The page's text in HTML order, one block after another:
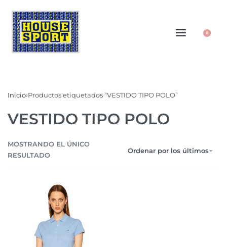
0
Inicio›Productos etiquetados “VESTIDO TIPO POLO”
VESTIDO TIPO POLO
MOSTRANDO EL ÚNICO
RESULTADO
Ordenar por los últimos